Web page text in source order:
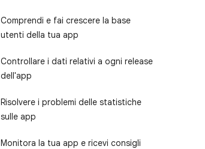
Comprendi e fai crescere la base
utenti della tua app
Controllare i dati relativi a ogni release
dell'app
Risolvere i problemi delle statistiche
sulle app
Monitora la tua app e ricevi consigli